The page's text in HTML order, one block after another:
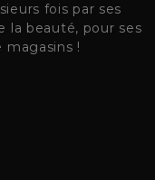
fois par ses
la beauté, pour ses
magasins !